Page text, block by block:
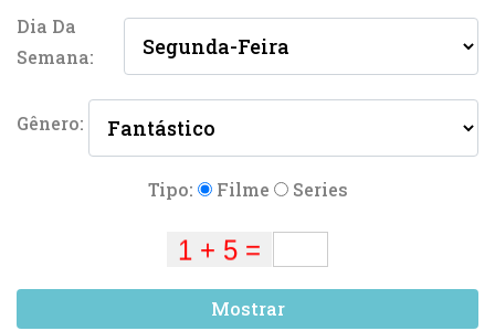
Dia Da
Semana:
Gênero:
Tipo: Filme Series
Mostrar